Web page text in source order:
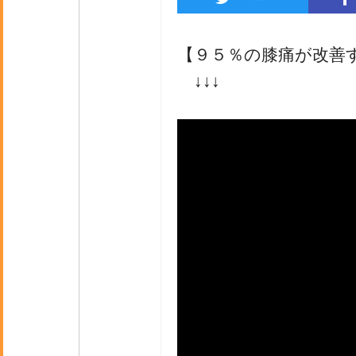
【９５％の膝痛が改善
↓↓↓